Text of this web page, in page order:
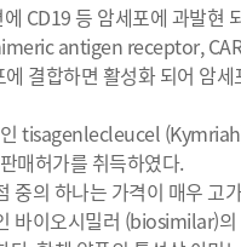
CD19 등 암세포에 과발현
antigen receptor,
결합하면 활성화 되어 암
인 tisagenlecleucel
매허가를 취득하였다.
중의 하나는 가격이 매우 고
바이오시밀러 (biosimilar)